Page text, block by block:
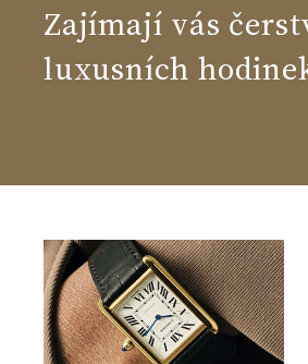
Zajímají vás
luxusních